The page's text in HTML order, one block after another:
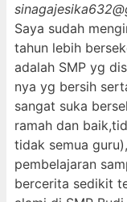
Saya sudah
tahun lebih
adalah SMP yg
nya yg bersih
sangat suka
ramah dan
tidak semua
pembelajaran
bercerita sedikit